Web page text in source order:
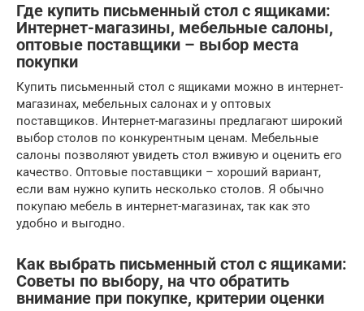
Где купить письменный стол с ящиками:
Интернет-магазины, мебельные салоны,
оптовые поставщики – выбор места
покупки
Купить письменный стол с ящиками можно в интернет-
магазинах, мебельных салонах и у оптовых
поставщиков. Интернет-магазины предлагают широкий
выбор столов по конкурентным ценам. Мебельные
салоны позволяют увидеть стол вживую и оценить его
качество. Оптовые поставщики – хороший вариант,
если вам нужно купить несколько столов. Я обычно
покупаю мебель в интернет-магазинах, так как это
удобно и выгодно.
Как выбрать письменный стол с ящиками:
Советы по выбору, на что обратить
внимание при покупке, критерии оценки